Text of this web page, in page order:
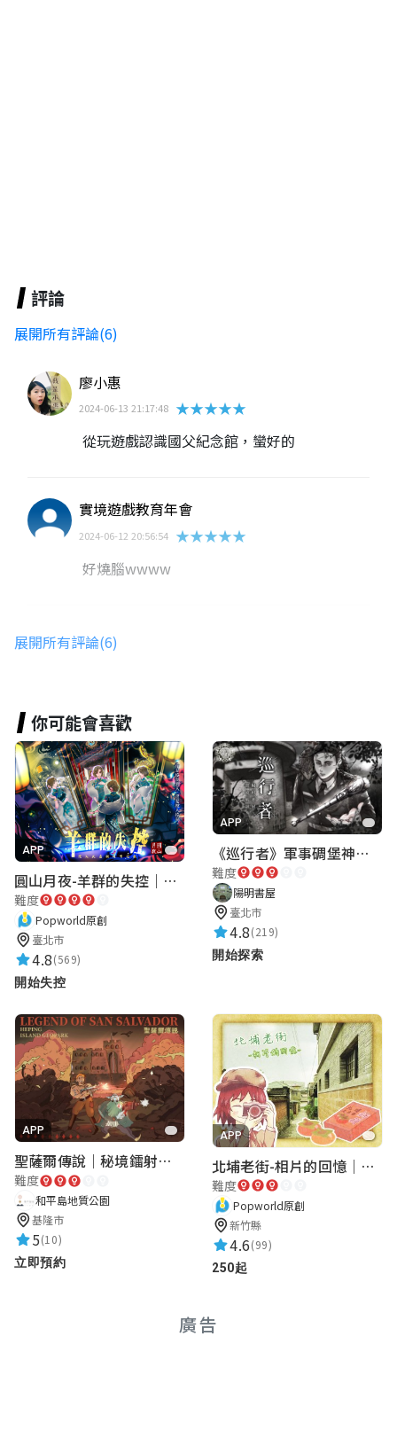
評論
展開所有評論(6)
廖小惠
2024-06-13 21:17:48 ★★★★★
從玩遊戲認識國父紀念館，蠻好的
實境遊戲教育年會
2024-06-12 20:56:54 ★★★★★
好燒腦wwww
ShanFong ShanFong
勵活課程設計公司
2024-06-12 20:39:59 ★★★★★
每次來國父紀念館，都看不懂，原來後面有
這麼多故事
芽芽兒 *Nの次方
★★★★★
廖宇潔
2024-06-09 22:04:10 ★★★★★
故事很棒，學到很多
展開所有評論(6)
你可能會喜歡
APP
圓山月夜-羊群的失控｜圓山飯店 ARG實境解謎遊戲
難度
Popworld原創
臺北市
4.8(569)
開始失控
APP
《巡行者》軍事碉堡神秘探索｜陽明書屋實境遊戲
難度
陽明書屋
臺北市
4.8(219)
開始探索
APP
聖薩爾傳說｜秘境鐳射激戰
難度
和平島地質公園
基隆市
5(10)
立即預約
APP
北埔老街-相片的回憶｜新竹老街城市解謎
難度
Popworld原創
新竹縣
4.6(99)
250起
廣告